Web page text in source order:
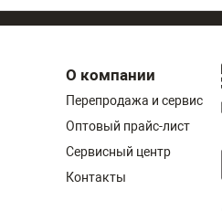
О компании
Перепродажа и сервис
Оптовый прайс-лист
Сервисный центр
Контакты